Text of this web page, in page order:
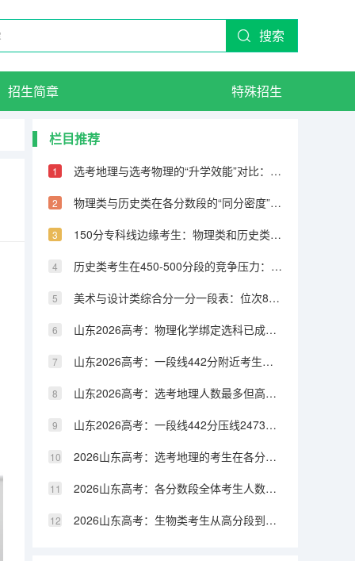
搜索
招生简章 特殊招生
栏目推荐
选考地理与选考物理的“升学效能”对比：物理是地理的4.5倍
物理类与历史类在各分数段的“同分密度”差异：历史类低分段更挤
150分专科线边缘考生：物理类和历史类选科分布差异明显
历史类考生在450-500分段的竞争压力：看似人少实则赛道更窄
美术与设计类综合分一分一段表：位次8000-12000考生填报策略
山东2026高考：物理化学绑定选科已成主流，不选化学影响有多大
山东2026高考：一段线442分附近考生最密集，每分约2500人
山东2026高考：选考地理人数最多但高分段占比低，选科需谨慎
山东2026高考：一段线442分压线2473人，本科志愿怎么填
2026山东高考：选考地理的考生在各分数段占比变化趋势
2026山东高考：各分数段全体考生人数变化趋势分析
2026山东高考：生物类考生从高分段到低分段的占比变化